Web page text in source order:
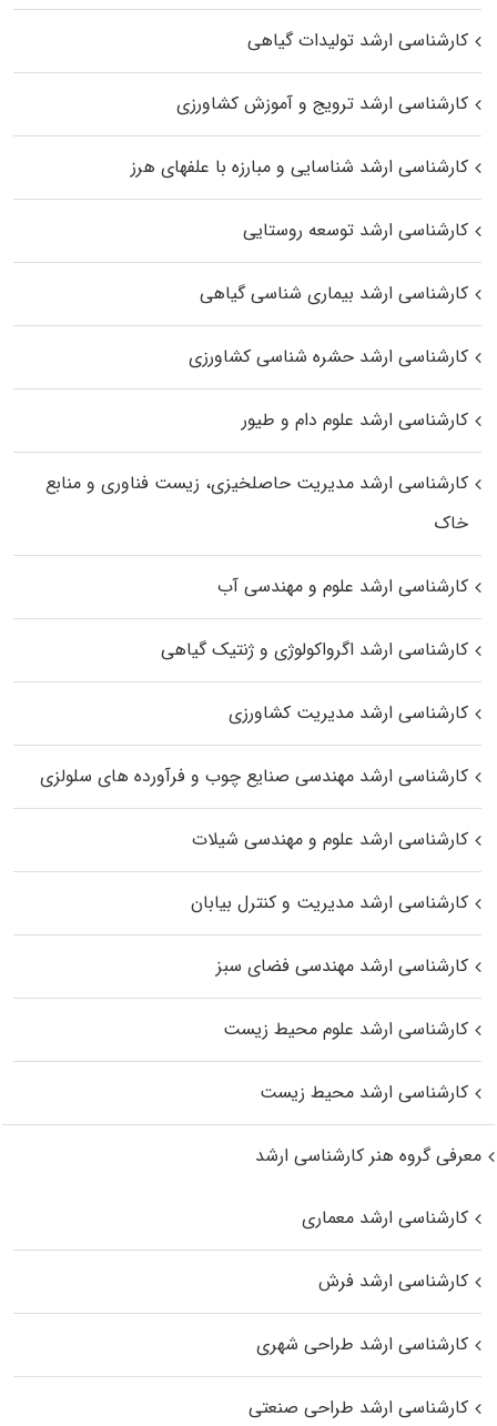
کارشناسی ارشد تولیدات گیاهی
کارشناسی ارشد ترویج و آموزش کشاورزی
کارشناسی ارشد شناسایی و مبارزه با علفهای هرز
کارشناسی ارشد توسعه روستایی
کارشناسی ارشد بیماری‌ شناسی گیاهی
کارشناسی ارشد حشره‌ شناسی کشاورزی
کارشناسی ارشد علوم دام و طیور
کارشناسی ارشد مدیریت حاصلخیزی، زیست فناوری و منابع
خاک
کارشناسی ارشد علوم و مهندسی آب
کارشناسی ارشد اگرواکولوژی و ژنتیک گیاهی
کارشناسی ارشد مدیریت کشاورزی
کارشناسی ارشد مهندسی صنایع چوب و فرآورده‌ های سلولزی
کارشناسی ارشد علوم و مهندسی شیلات
کارشناسی ارشد مدیریت و کنترل بیابان
کارشناسی ارشد مهندسی فضای سبز
کارشناسی ارشد علوم محیط‌ زیست
کارشناسی ارشد محیط زیست
معرفی گروه هنر کارشناسی ارشد
کارشناسی ارشد معماری
کارشناسی ارشد فرش
کارشناسی ارشد طراحی شهری
کارشناسی ارشد طراحی صنعتی